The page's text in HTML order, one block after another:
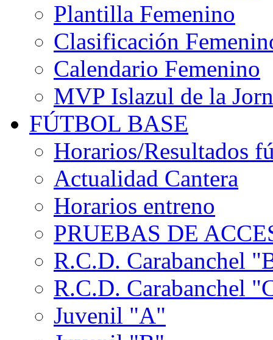
Plantilla Femenino
Clasificación
Calendario Femenino
MVP Islazul de la
FÚTBOL BASE
Horarios/Resultados
Actualidad Cantera
Horarios entreno
PRUEBAS DE
R.C.D. Carabanchel
R.C.D. Carabanchel
Juvenil "A"